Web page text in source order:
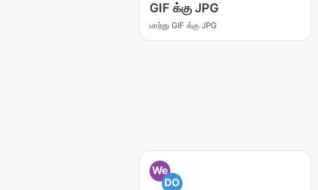
GIF க்கு JPG
மாற்று GIF க்கு JPG
We
DO